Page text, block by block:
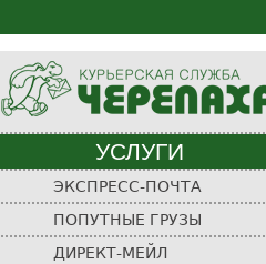
Курьерская
служба
"Черепаха"
УСЛУГИ
ЭКСПРЕСС-ПОЧТА
ПОПУТНЫЕ ГРУЗЫ
ДИРЕКТ-МЕЙЛ